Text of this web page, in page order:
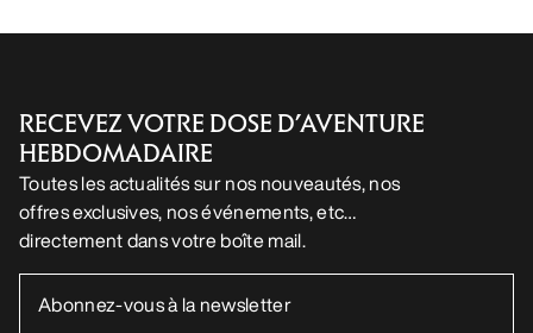
RECEVEZ VOTRE DOSE D’AVENTURE
HEBDOMADAIRE
Toutes les actualités sur nos nouveautés, nos
offres exclusives, nos événements, etc…
directement dans votre boîte mail.